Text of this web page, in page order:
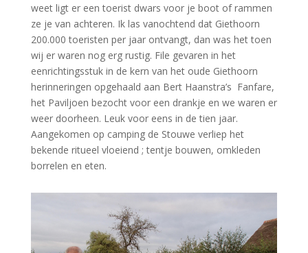
weet ligt er een toerist dwars voor je boot of rammen
ze je van achteren. Ik las vanochtend dat Giethoorn
200.000 toeristen per jaar ontvangt, dan was het toen
wij er waren nog erg rustig. File gevaren in het
eenrichtingsstuk in de kern van het oude Giethoorn
herinneringen opgehaald aan Bert Haanstra’s Fanfare,
het Paviljoen bezocht voor een drankje en we waren er
weer doorheen. Leuk voor eens in de tien jaar.
Aangekomen op camping de Stouwe verliep het
bekende ritueel vloeiend ; tentje bouwen, omkleden
borrelen en eten.